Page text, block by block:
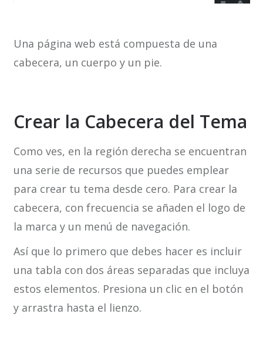
Una página web está compuesta de una
cabecera, un cuerpo y un pie.
Crear la Cabecera del Tema
Como ves, en la región derecha se encuentran
una serie de recursos que puedes emplear
para crear tu tema desde cero. Para crear la
cabecera, con frecuencia se añaden el logo de
la marca y un menú de navegación.
Así que lo primero que debes hacer es incluir
una tabla con dos áreas separadas que incluya
estos elementos. Presiona un clic en el botón
y arrastra hasta el lienzo.